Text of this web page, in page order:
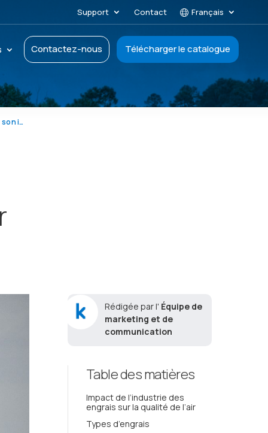
Support Contact Français
Contactez-nous Télécharger le catalogue
Pollution provenant de l’industrie des engrais et son impact sur la qualité de l’air
Rédigée par l' Équipe de
marketing et de
communication
Table des matières
Impact de l’industrie des
engrais sur la qualité de l’air
Types d’engrais